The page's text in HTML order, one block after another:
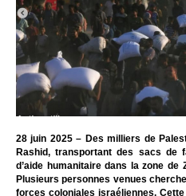
28 juin 2025 – Des milliers de
Rashid, transportant des sacs de
d’aide humanitaire dans la zone
Plusieurs personnes venues
forces coloniales israéliennes.